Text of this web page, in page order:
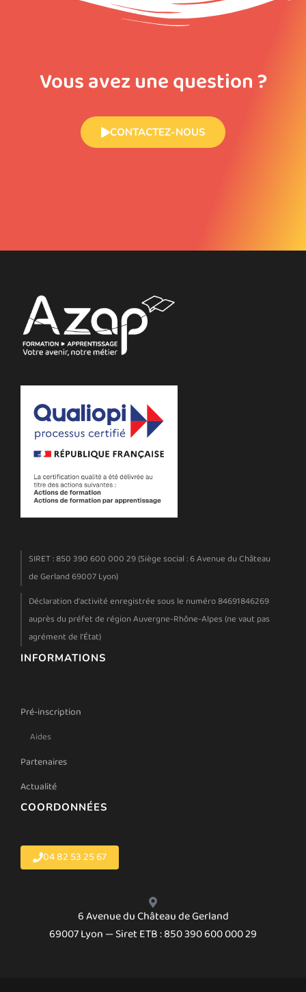
Vous avez une question ?
CONTACTEZ-NOUS
SIRET : 850 390 600 000 29 (Siège social : 6 Avenue du Château
de Gerland 69007 Lyon)
Déclaration d'activité enregistrée sous le numéro 84691846269
auprès du préfet de région Auvergne-Rhône-Alpes (ne vaut pas
agrément de l'État)
INFORMATIONS
Pré-inscription
Aides
Partenaires
Actualité
COORDONNÉES
04 82 53 25 67
6 Avenue du Château de Gerland
69007 Lyon — Siret ETB : 850 390 600 000 29